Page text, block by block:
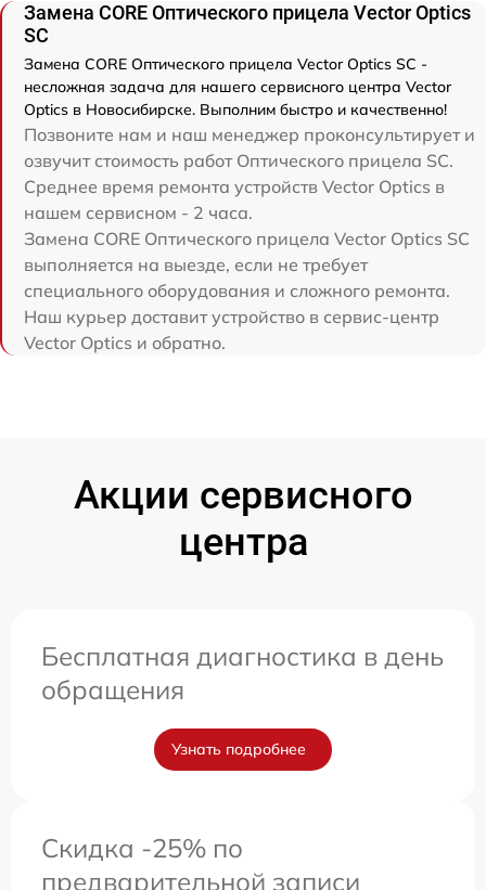
Замена CORE Оптического прицела Vector Optics
SC
Замена CORE Оптического прицела Vector Optics SC -
несложная задача для нашего сервисного центра Vector
Optics в Новосибирске. Выполним быстро и качественно!
Позвоните нам и наш менеджер проконсультирует и
озвучит стоимость работ Оптического прицела SC.
Среднее время ремонта устройств Vector Optics в
нашем сервисном - 2 часа.
Замена CORE Оптического прицела Vector Optics SC
выполняется на выезде, если не требует
специального оборудования и сложного ремонта.
Наш курьер доставит устройство в сервис-центр
Vector Optics и обратно.
Акции сервисного
центра
Бесплатная диагностика в день
обращения
Узнать подробнее
Скидка -25% по
предварительной записи